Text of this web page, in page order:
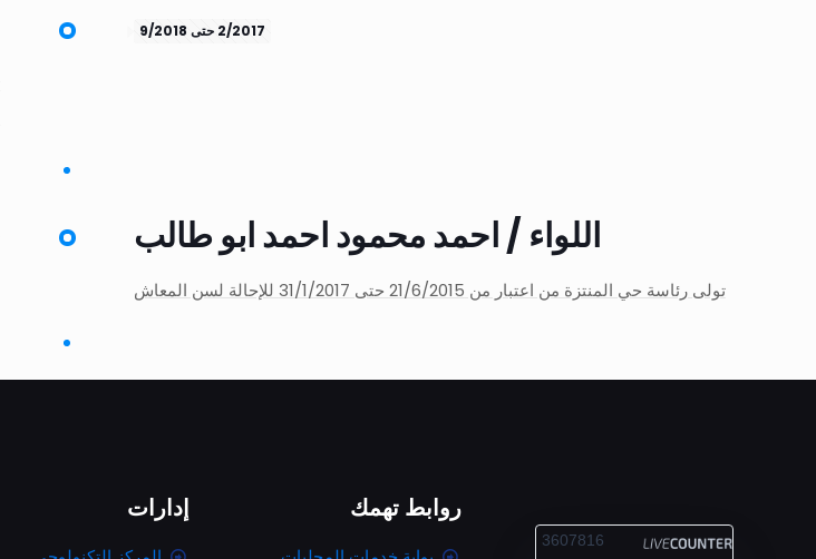
2/2017 حتى 9/2018
اللواء / احمد محمود احمد ابو طالب
تولى رئاسة حي المنتزة من اعتبار من 21/6/2015 حتى 31/1/2017 للإحالة لسن المعاش
3607816
روابط تهمك إدارات